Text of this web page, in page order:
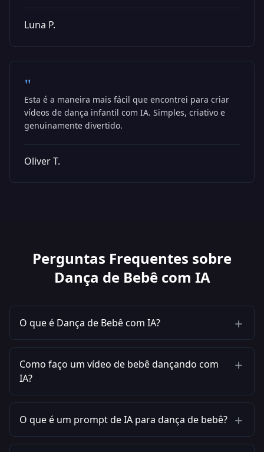
Luna P.
"
Esta é a maneira mais fácil que encontrei para criar
vídeos de dança infantil com IA. Simples, criativo e
genuinamente divertido.
Oliver T.
Perguntas Frequentes sobre
Dança de Bebê com IA
O que é Dança de Bebê com IA?
Como faço um vídeo de bebê dançando com
IA?
O que é um prompt de IA para dança de bebê?